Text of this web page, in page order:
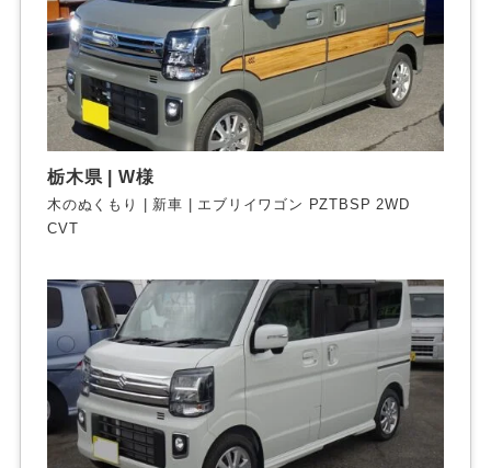
栃木県 | W様
木のぬくもり | 新車 | エブリイワゴン PZTBSP 2WD
CVT